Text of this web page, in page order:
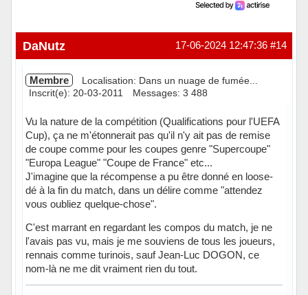
#14
17-06-2024 12:47:36
DaNutz
Membre
Localisation: Dans un nuage de fumée...
Inscrit(e): 20-03-2011
Messages: 3 488
Vu la nature de la compétition (Qualifications pour l'UEFA
Cup), ça ne m'étonnerait pas qu'il n'y ait pas de remise
de coupe comme pour les coupes genre "Supercoupe"
"Europa League" "Coupe de France" etc...
J'imagine que la récompense a pu être donné en loose-
dé à la fin du match, dans un délire comme "attendez
vous oubliez quelque-chose".
C'est marrant en regardant les compos du match, je ne
l'avais pas vu, mais je me souviens de tous les joueurs,
rennais comme turinois, sauf Jean-Luc DOGON, ce
nom-là ne me dit vraiment rien du tout.